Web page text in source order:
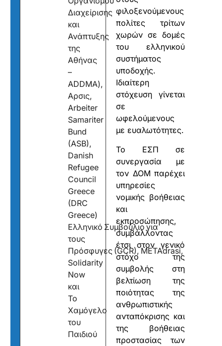
Διαχείρισης
και
Ανάπτυξης
της
Αθήνας
–
ADDMA),
Αρσις,
Arbeiter
Samariter
Bund
(ASB),
Danish
Refugee
Council
Greece
(DRC
Greece)
Ελληνικό Συμβούλιο για
τους
Πρόσφυγες (GCR), METAdrasi,
Solidarity
Now
και
Το
Χαμόγελο
του
Παιδιού
φιλοξενούμενους
πολίτες τρίτων
χωρών σε δομές
του ελληνικού
συστήματος
υποδοχής.
Ιδιαίτερη
στόχευση γίνεται
σε
ωφελούμενους
με ευαλωτότητες.
Το ΕΣΠ σε
συνεργασία με
τον ΔΟΜ παρέχει
υπηρεσίες
νομικής βοήθειας
και
εκπροσώπησης,
συμβάλλοντας
έτσι στον γενικό
στόχο της
συμβολής στη
βελτίωση της
ποιότητας της
ανθρωπιστικής
ανταπόκρισης και
της βοήθειας
προστασίας των